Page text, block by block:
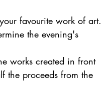
favourite work of art.
the evening's
works created in front
the proceeds from the